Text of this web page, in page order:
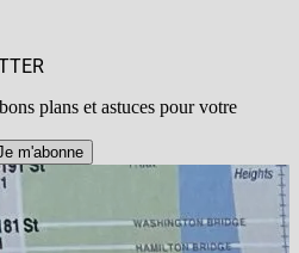
plans et astuces pour votre
m'abonne